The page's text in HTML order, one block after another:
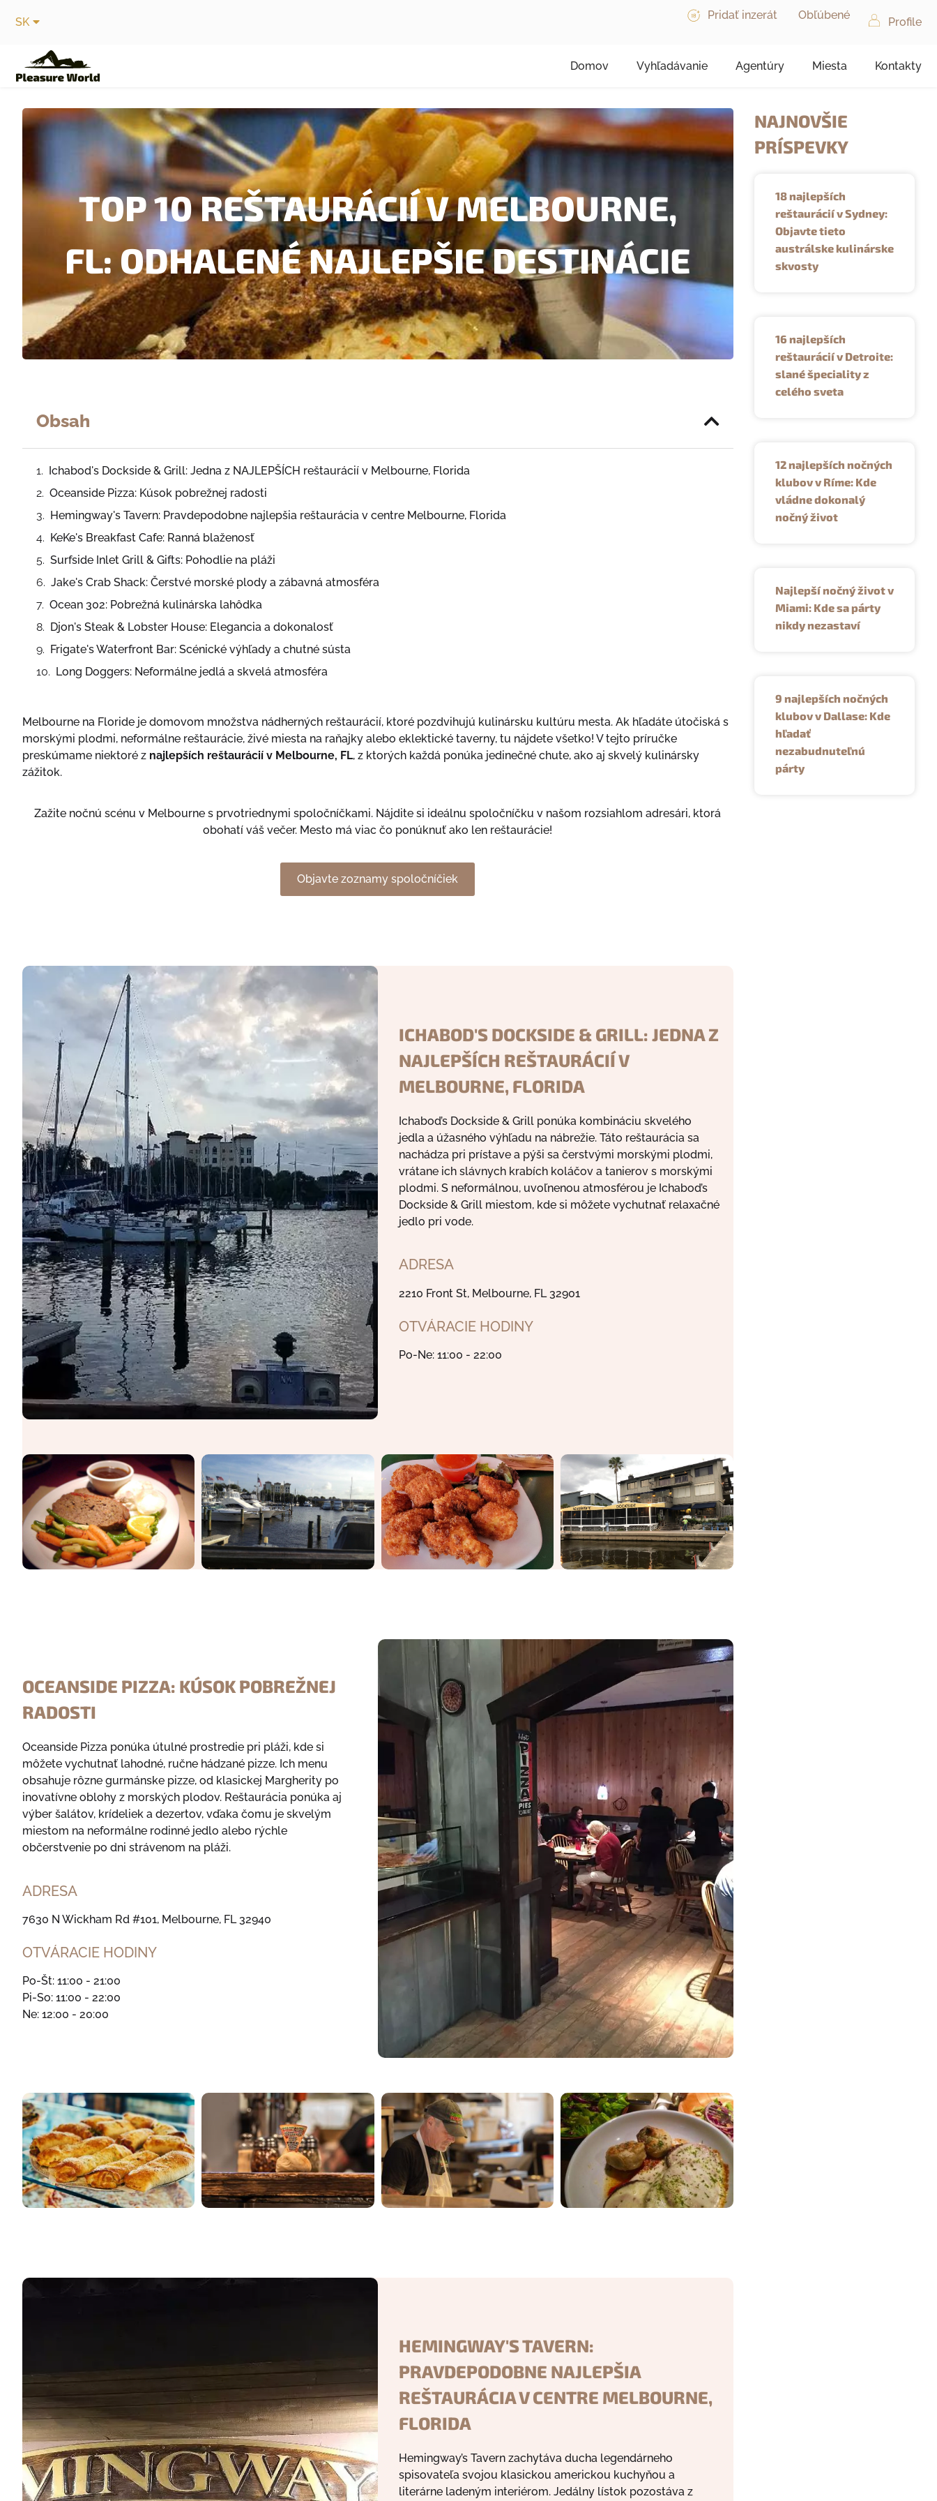
SK
Pridať inzerát Obľúbené
Profile
Domov Vyhľadávanie Agentúry Miesta Kontakty
TOP 10 REŠTAURÁCIÍ V MELBOURNE,
FL: ODHALENÉ NAJLEPŠIE DESTINÁCIE
Obsah
Ichabod's Dockside & Grill: Jedna z NAJLEPŠÍCH reštaurácií v Melbourne, Florida
Oceanside Pizza: Kúsok pobrežnej radosti
Hemingway's Tavern: Pravdepodobne najlepšia reštaurácia v centre Melbourne, Florida
KeKe's Breakfast Cafe: Ranná blaženosť
Surfside Inlet Grill & Gifts: Pohodlie na pláži
Jake's Crab Shack: Čerstvé morské plody a zábavná atmosféra
Ocean 302: Pobrežná kulinárska lahôdka
Djon's Steak & Lobster House: Elegancia a dokonalosť
Frigate's Waterfront Bar: Scénické výhľady a chutné sústa
Long Doggers: Neformálne jedlá a skvelá atmosféra
Melbourne na Floride je domovom množstva nádherných reštaurácií, ktoré pozdvihujú kulinársku kultúru mesta. Ak hľadáte útočiská s
morskými plodmi, neformálne reštaurácie, živé miesta na raňajky alebo eklektické taverny, tu nájdete všetko! V tejto príručke
preskúmame niektoré z najlepších reštaurácií v Melbourne, FL, z ktorých každá ponúka jedinečné chute, ako aj skvelý kulinársky
zážitok.
Zažite nočnú scénu v Melbourne s prvotriednymi spoločníčkami. Nájdite si ideálnu spoločníčku v našom rozsiahlom adresári, ktorá
obohatí váš večer. Mesto má viac čo ponúknuť ako len reštaurácie!
Objavte zoznamy spoločníčiek
ICHABOD'S DOCKSIDE & GRILL: JEDNA Z
NAJLEPŠÍCH REŠTAURÁCIÍ V
MELBOURNE, FLORIDA
Ichabod’s Dockside & Grill ponúka kombináciu skvelého
jedla a úžasného výhľadu na nábrežie. Táto reštaurácia sa
nachádza pri prístave a pýši sa čerstvými morskými plodmi,
vrátane ich slávnych krabích koláčov a tanierov s morskými
plodmi. S neformálnou, uvoľnenou atmosférou je Ichabod’s
Dockside & Grill miestom, kde si môžete vychutnať relaxačné
jedlo pri vode.
ADRESA
2210 Front St, Melbourne, FL 32901
OTVÁRACIE HODINY
Po-Ne: 11:00 - 22:00
OCEANSIDE PIZZA: KÚSOK POBREŽNEJ
RADOSTI
Oceanside Pizza ponúka útulné prostredie pri pláži, kde si
môžete vychutnať lahodné, ručne hádzané pizze. Ich menu
obsahuje rôzne gurmánske pizze, od klasickej Margherity po
inovatívne oblohy z morských plodov. Reštaurácia ponúka aj
výber šalátov, krídeliek a dezertov, vďaka čomu je skvelým
miestom na neformálne rodinné jedlo alebo rýchle
občerstvenie po dni strávenom na pláži.
ADRESA
7630 N Wickham Rd #101, Melbourne, FL 32940
OTVÁRACIE HODINY
Po-Št: 11:00 - 21:00
Pi-So: 11:00 - 22:00
Ne: 12:00 - 20:00
HEMINGWAY'S TAVERN:
PRAVDEPODOBNE NAJLEPŠIA
REŠTAURÁCIA V CENTRE MELBOURNE,
FLORIDA
Hemingway’s Tavern zachytáva ducha legendárneho
spisovateľa svojou klasickou americkou kuchyňou a
literárne ladeným interiérom. Jedálny lístok pozostáva z
NAJNOVŠIE
PRÍSPEVKY
18 najlepších
reštaurácií v Sydney:
Objavte tieto
austrálske kulinárske
skvosty
16 najlepších
reštaurácií v Detroite:
slané špeciality z
celého sveta
12 najlepších nočných
klubov v Ríme: Kde
vládne dokonalý
nočný život
Najlepší nočný život v
Miami: Kde sa párty
nikdy nezastaví
9 najlepších nočných
klubov v Dallase: Kde
hľadať
nezabudnuteľnú
párty